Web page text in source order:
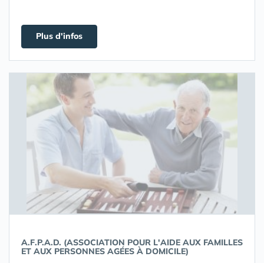
Plus d'infos
A.F.P.A.D. (ASSOCIATION POUR L'AIDE AUX FAMILLES
ET AUX PERSONNES AGÉES À DOMICILE)